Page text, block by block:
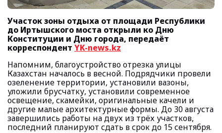
Участок зоны отдыха от площади Республики
до Иртышского моста открыли ко Дню
Конституции и Дню города, передаёт
корреспондент YK-news.kz
Напомним, благоустройство отрезка улицы
Казахстан началось в весной. Подрядчики провели
озеленение территории, установили вазоны,
уложили брусчатку, установили современное
освещение, скамейки, оригинальные качели и
другие малые архитектурные формы. До 30 августа
завершились работы на двух из трёх участков,
последний планируют сдать в срок до 15 сентября.